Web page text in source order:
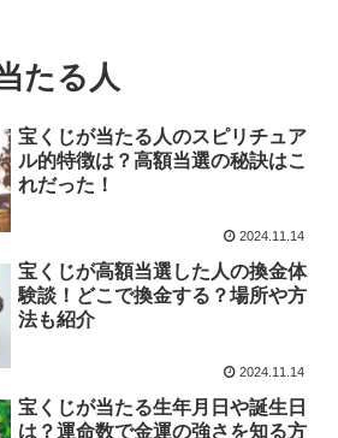
たる人
宝くじが当たる人のスピリチュア
ル的特徴は？高額当選の秘訣はこ
れだった！
2024.11.14
宝くじが高額当選した人の換金体
験談！どこで換金する？場所や方
法も紹介
2024.11.14
宝くじが当たる生年月日や誕生日
は？運命数で金運の強さを知る方